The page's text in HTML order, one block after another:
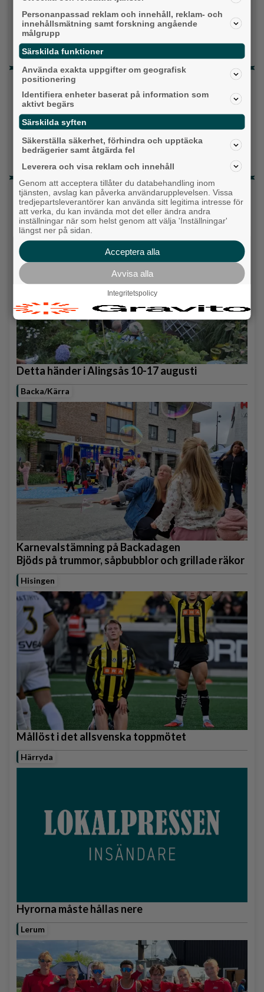
Liberalerna
Vet ej
Milstolpen: Ny tunnel är på plats under
järnvägen
Detta händer i Alingsås 3–10 augusti
Då börjar tågen rulla igen: ”Vi ligger bra i fas”
Senaste artiklarna
Alingsås
Detta händer i Alingsås 10-17 augusti
Backa/Kärra
Karnevalstämning på Backadagen
Bjöds på trummor, såpbubblor och grillade räkor
Hisingen
Mållöst i det allsvenska toppmötet
Härryda
Hyrorna måste hållas nere
Lerum
Personanpassad reklam och innehåll, reklam- och
innehållsmätning samt forskning angående
målgrupp
Särskilda funktioner
Använda exakta uppgifter om geografisk
positionering
Identifiera enheter baserat på information som
aktivt begärs
Särskilda syften
Säkerställa säkerhet, förhindra och upptäcka
bedrägerier samt åtgärda fel
Leverera och visa reklam och innehåll
Genom att acceptera tillåter du databehandling inom
tjänsten, avslag kan påverka användarupplevelsen. Vissa
tredjepartsleverantörer kan använda sitt legitima intresse för
att verka, du kan invända mot det eller ändra andra
inställningar när som helst genom att välja 'Inställningar'
längst ner på sidan.
Acceptera alla
Avvisa alla
Integritetspolicy